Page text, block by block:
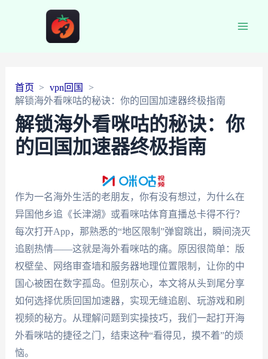
首页
vpn回国
解锁海外看咪咕的秘诀：你的回国加速器终极指南
解锁海外看咪咕的秘诀：你
的回国加速器终极指南
作为一名海外生活的老朋友，你有没有想过，为什么在
异国他乡追《长津湖》或看咪咕体育直播总卡得不行？
每次打开App，那熟悉的“地区限制”弹窗跳出，瞬间浇灭
追剧热情——这就是海外看咪咕的痛。原因很简单：版
权壁垒、网络审查墙和服务器地理位置限制，让你的中
国心被困在数字孤岛。但别灰心，本文将从头到尾分享
如何选择优质回国加速器，实现无缝追剧、玩游戏和刷
视频的秘方。从理解问题到实操技巧，我们一起打开海
外看咪咕的捷径之门，结束这种“看得见，摸不着”的烦
恼。